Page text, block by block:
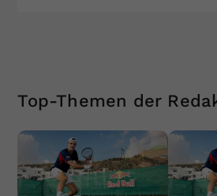
Top-Themen der